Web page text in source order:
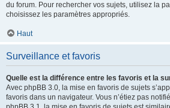
du forum. Pour rechercher vos sujets, utilisez la
choisissez les paramètres appropriés.
Haut
Surveillance et favoris
Quelle est la différence entre les favoris et la
Avec phpBB 3.0, la mise en favoris de sujets
favoris dans un navigateur. Vous n’étiez pas